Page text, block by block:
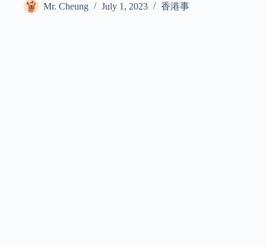
Mr. Cheung July 1, 2023 香港事